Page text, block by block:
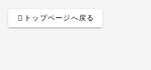
トップページへ戻る